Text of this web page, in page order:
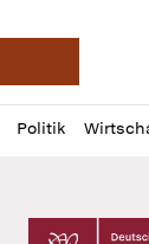
Politik
Profil
öffnen
Daz
Pur
Deutscher